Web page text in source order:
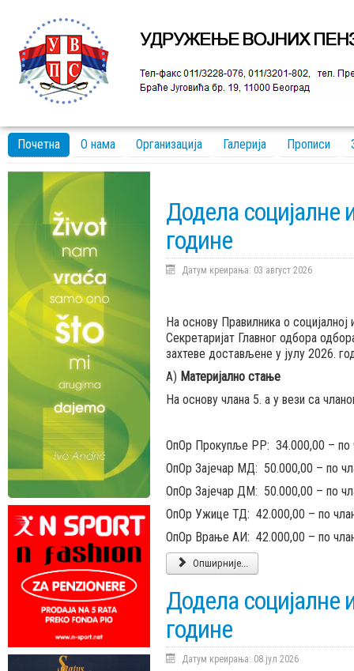
Почетна О нама Организација Галерија Прописи
Додела социјалне
године
Датум креирања: 03 август 2026
На основу Правилника о
Секретаријат Главног одбора
захтеве достављене у јулу 2026.
А) Материјално стање
На основу члана 5. а у вези са
ОпОр Прокупље РР: 34.000,00 – по
ОпОр Зајечар МД: 50.000,00 – по
ОпОр Зајечар ДМ: 50.000,00 – по
ОпОр Ужице ТД: 42.000,00 – по
ОпОр Врање АИ: 42.000,00 – по
Опширније...
Додела социјалне
године
Датум креирања: 08 јул 2026